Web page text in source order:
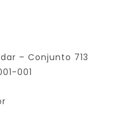
– Conjunto 713
001